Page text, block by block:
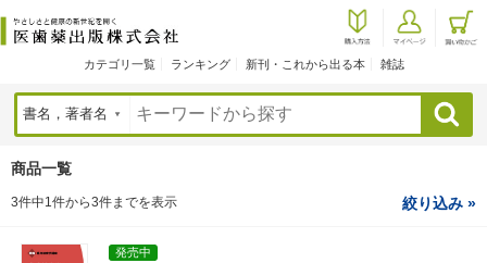
カテゴリ一覧 ランキング 新刊・これから出る本 雑誌
検索
商品一覧
3件中1件から3件までを表示 絞り込み »
発売中